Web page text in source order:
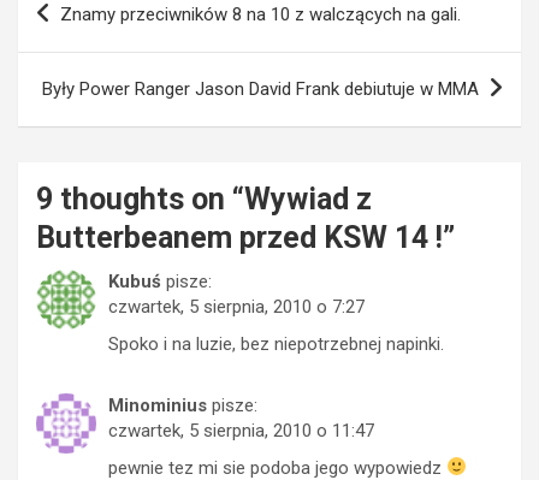
Znamy przeciwników 8 na 10 z walczących na gali.
Były Power Ranger Jason David Frank debiutuje w MMA
9 thoughts on “Wywiad z
Butterbeanem przed KSW 14 !”
Kubuś pisze:
czwartek, 5 sierpnia, 2010 o 7:27
Spoko i na luzie, bez niepotrzebnej napinki.
Minominius pisze:
czwartek, 5 sierpnia, 2010 o 11:47
pewnie tez mi sie podoba jego wypowiedz